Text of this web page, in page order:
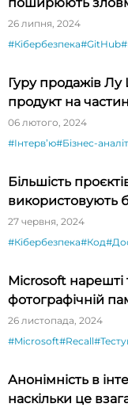
26 липня, 2024
#Кібербезпека#GitHub
Гуру продажів Лу
продукт на
будете вражені»
06 лютого, 2024
#Інтервʼю#Бізнес-
Більшість
використовують
27 червня, 2024
#Кібербезпека#Код
Microsoft нарешті
фотографічній
26 листопада, 2024
#Microsoft#Recall
Анонімність в
наскільки це